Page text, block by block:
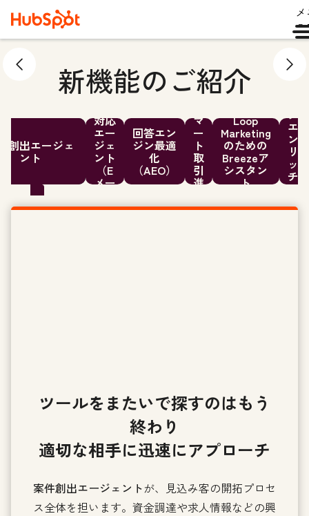
新機能のご紹介
創出エージェ
ント
対応
エー
ジェ
ント
（E
メー
回答エン
ジン最適
化
（AEO）
マ
ー
ト
取
引
進
Loop
Marketing
のための
Breezeア
シスタン
ト
タ
エ
ン
リ
ッ
チ
メ
ン
ト
ツールをまたいで探すのはもう
終わり
適切な相手に迅速にアプローチ
案件創出エージェントが、見込み客の開拓プロセ
ス全体を担います。資金調達や求人情報などの興